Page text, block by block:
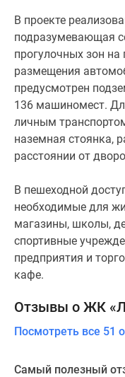
В проекте
подразумевающая
прогулочных зон
размещения
предусмотрен
136 машиномест.
личным
наземная стоянка,
расстоянии от
В пешеходной
необходимые для
магазины, школы,
спортивные
предприятия и
кафе.
Отзывы о ЖК
Посмотреть все 51
Самый полезный